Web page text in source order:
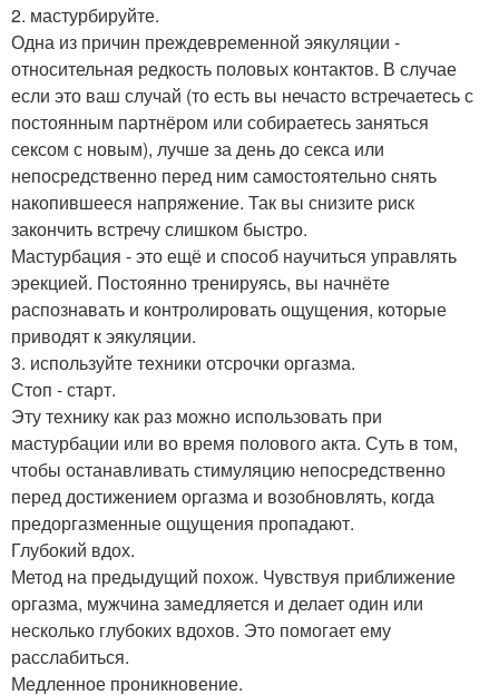
2. мастурбируйте.
Одна из причин преждевременной эякуляции -
относительная редкость половых контактов. В случае
если это ваш случай (то есть вы нечасто встречаетесь с
постоянным партнёром или собираетесь заняться
сексом с новым), лучше за день до секса или
непосредственно перед ним самостоятельно снять
накопившееся напряжение. Так вы снизите риск
закончить встречу слишком быстро.
Мастурбация - это ещё и способ научиться управлять
эрекцией. Постоянно тренируясь, вы начнёте
распознавать и контролировать ощущения, которые
приводят к эякуляции.
3. используйте техники отсрочки оргазма.
Стоп - старт.
Эту технику как раз можно использовать при
мастурбации или во время полового акта. Суть в том,
чтобы останавливать стимуляцию непосредственно
перед достижением оргазма и возобновлять, когда
предоргазменные ощущения пропадают.
Глубокий вдох.
Метод на предыдущий похож. Чувствуя приближение
оргазма, мужчина замедляется и делает один или
несколько глубоких вдохов. Это помогает ему
расслабиться.
Медленное проникновение.